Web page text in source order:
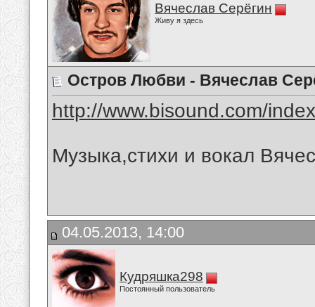
Вячеслав Серёгин
Живу я здесь
Остров Любви - Вячеслав
http://www.bisound.com/
Музыка,стихи и вокал
04.05.2013, 14:00
Кудряшка298
Постоянный пользователь